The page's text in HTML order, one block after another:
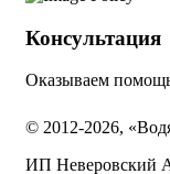
Консультация
Оказываем
© 2012-2026,
ИП Неверовский